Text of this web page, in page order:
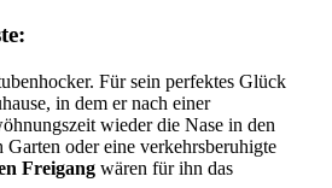
Für sein perfektes Glück
in dem er nach einer
wieder die Nase in den
oder eine verkehrsberuhigte
Freigang wären für ihn das